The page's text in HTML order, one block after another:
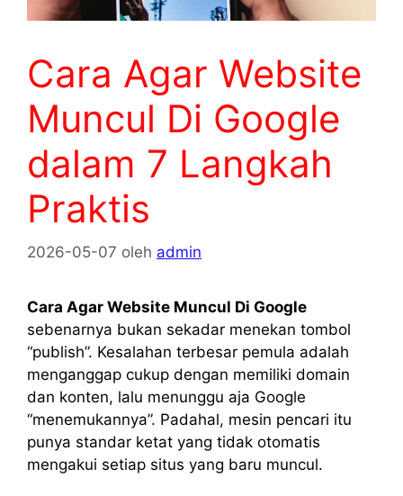
Cara Agar Website
Muncul Di Google
dalam 7 Langkah
Praktis
2026-05-07 oleh admin
Cara Agar Website Muncul Di Google
sebenarnya bukan sekadar menekan tombol
“publish”. Kesalahan terbesar pemula adalah
menganggap cukup dengan memiliki domain
dan konten, lalu menunggu aja Google
“menemukannya”. Padahal, mesin pencari itu
punya standar ketat yang tidak otomatis
mengakui setiap situs yang baru muncul.